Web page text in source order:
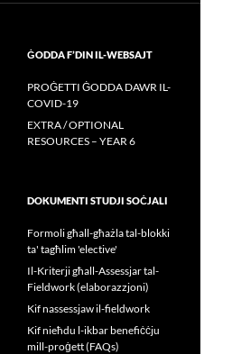
ĠODDA F’DIN IL-WEBSAJT
PROĠETTI ĠODDA DAWR IL-
COVID-19
EXTRA / OPTIONAL
RESOURCES – YEAR 6
DOKUMENTI STUDJI SOĊJALI
Formoli għall-għażla tal-blokki
ta' tagħlim 'elective'
Il-Kriterji għall-Assessjar tal-
Fieldwork (elaborazzjoni)
Kif nassessjaw il-fieldwork
Kif nieħdu l-ikbar benefiċċju
mill-proġett (FAQs)